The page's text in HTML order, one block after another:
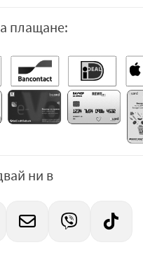
плащане:
ни в